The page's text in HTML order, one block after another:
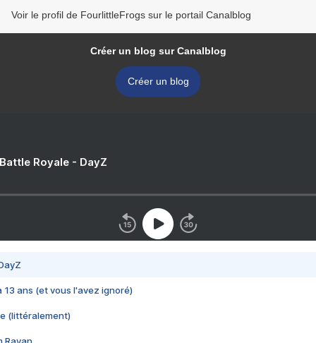
Voir le profil de FourlittleFrogs sur le portail Canalblog
Créer un blog sur Canalblog
Créer un blog
Royale - DayZ
13 ans (et vous l'avez ignoré)
(littéralement)